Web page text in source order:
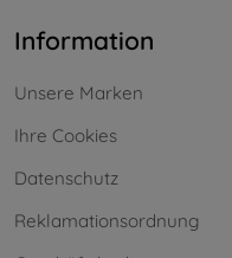
Information
Unsere Marken
Ihre Cookies
Datenschutz
Reklamationsordnung